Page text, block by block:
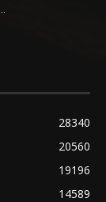
28340
20560
19196
14589